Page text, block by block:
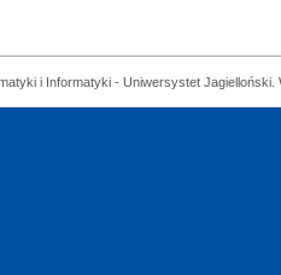
i Informatyki - Uniwersystet